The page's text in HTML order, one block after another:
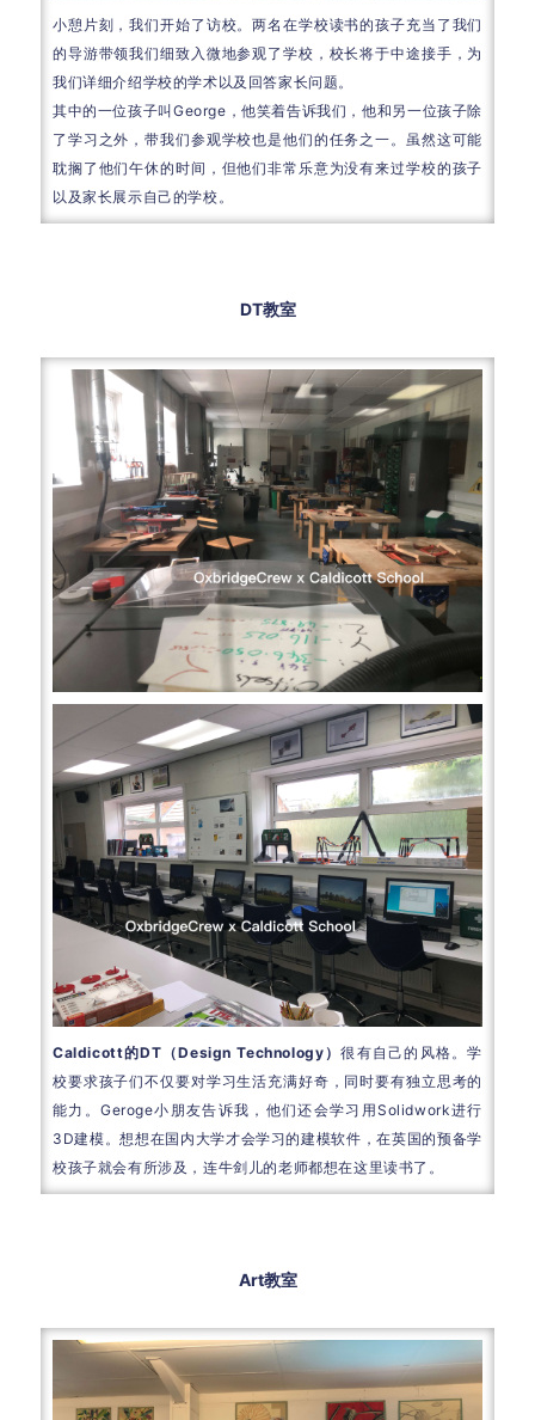
小憩片刻，我们开始了访校。两名在学校读书的孩子充当了我们
的导游带领我们细致入微地参观了学校，校长将于中途接手，为
我们详细介绍学校的学术以及回答家长问题。
其中的一位孩子叫George，他笑着告诉我们，他和另一位孩子除
了学习之外，带我们参观学校也是他们的任务之一。虽然这可能
耽搁了他们午休的时间，但他们非常乐意为没有来过学校的孩子
以及家长展示自己的学校。
DT教室
Caldicott的DT（Design Technology）很有自己的风格。学
校要求孩子们不仅要对学习生活充满好奇，同时要有独立思考的
能力。Geroge小朋友告诉我，他们还会学习用Solidwork进行
3D建模。想想在国内大学才会学习的建模软件，在英国的预备学
校孩子就会有所涉及，连牛剑儿的老师都想在这里读书了。
Art教室